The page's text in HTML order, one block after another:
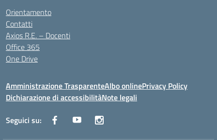
Orientamento
Contatti
Axios R.E. – Docenti
Office 365
One Drive
Amministrazione TrasparenteAlbo onlinePrivacy Policy
Dichiarazione di accessibilitàNote legali
Seguici su: